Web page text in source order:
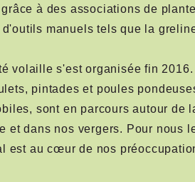
à des associations de
d'outils manuels tels que la
volaille s'est organisée fin
pintades et poules
sont en parcours autour de
et dans nos vergers. Pour nous
est au cœur de nos